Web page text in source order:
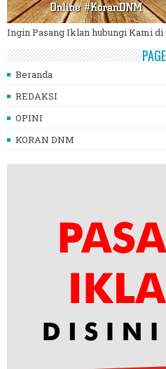
Ingin Pasang Iklan hubungi Kami di
Beranda
REDAKSI
OPINI
KORAN DNM